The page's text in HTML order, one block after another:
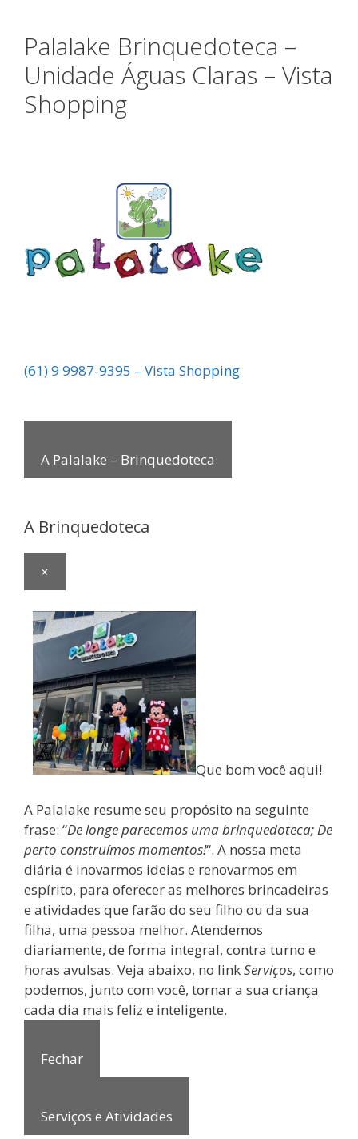
Palalake Brinquedoteca –
Unidade Águas Claras – Vista
Shopping
(61) 9 9987-9395 – Vista Shopping
A Palalake – Brinquedoteca
A Brinquedoteca
×
Que bom você aqui!
A Palalake resume seu propósito na seguinte
frase: “De longe parecemos uma brinquedoteca; De
perto construímos momentos!“. A nossa meta
diária é inovarmos ideias e renovarmos em
espírito, para oferecer as melhores brincadeiras
e atividades que farão do seu filho ou da sua
filha, uma pessoa melhor. Atendemos
diariamente, de forma integral, contra turno e
horas avulsas. Veja abaixo, no linkServiços, como
podemos, junto com você, tornar a sua criança
cada dia mais feliz e inteligente.
Fechar
Serviços e Atividades